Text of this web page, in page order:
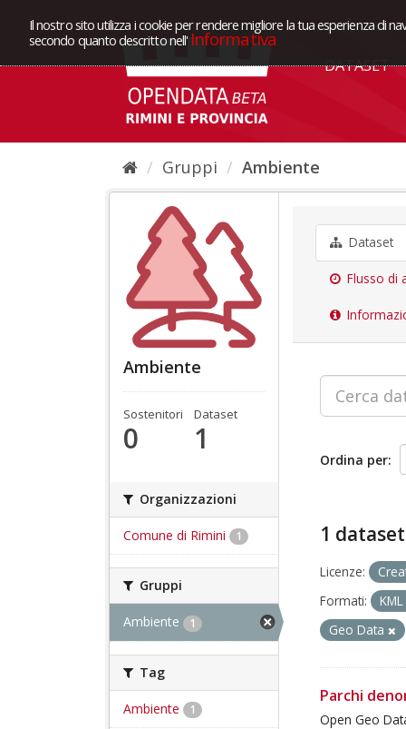
Il nostro sito utilizza i cookie per rendere migliore la tua esperienza di
secondo quanto descritto nell' Informativa
DATASET
Gruppi Ambiente
Ambiente
Sostenitori
0
Dataset
1
Organizzazioni
Comune di Rimini 1
Gruppi
Ambiente 1
Tag
Ambiente 1
Dataset
Flusso di
Ordina per
1
Licenze:
Formati:
KML
Geo Data
Parchi
Open Geo